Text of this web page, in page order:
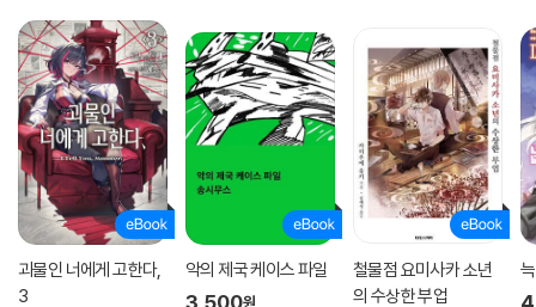
괴물인 너에게 고한다,
3
악의 제국 케이스 파일
3,500원
철물점 요미사카 소년
의 수상한 부업